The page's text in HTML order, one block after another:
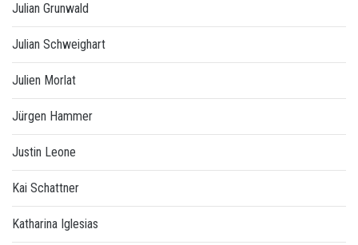
Julian Grunwald
Julian Schweighart
Julien Morlat
Jürgen Hammer
Justin Leone
Kai Schattner
Katharina Iglesias